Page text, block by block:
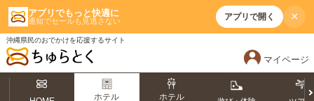
アプリでもっと快適に
通知でセールも見逃さない アプリで開く ×
沖縄県民のおでかけを応援するサイト
マイページ
ホテル
ホテル